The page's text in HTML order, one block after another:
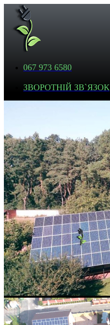
067 973 6580
ЗВОРОТНІЙ ЗВ`ЯЗОК